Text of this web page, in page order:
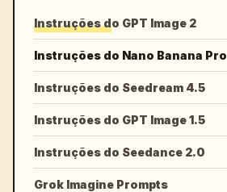
Instruções do GPT Image 2
Instruções do Nano Banana Pro
Instruções do Seedream 4.5
Instruções do GPT Image 1.5
Instruções do Seedance 2.0
Grok Imagine Prompts